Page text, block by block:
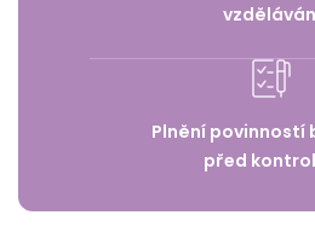
Plnění povinností
před